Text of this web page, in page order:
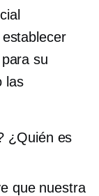
su
las
¿Quién es
que nuestra